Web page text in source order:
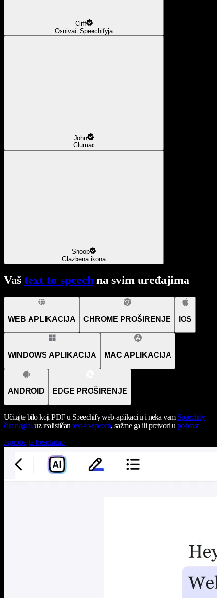
Cliff
Osnivač Speechifyja
John
Glumac
Snoop
Glazbena ikona
Vaš text-to-speech na svim uređajima
WEB APLIKACIJA CHROME PROŠIRENJE iOS
WINDOWS APLIKACIJA MAC APLIKACIJA
ANDROID EDGE PROŠIRENJE
Učitajte bilo koji PDF u Speechify web-aplikaciju i neka vam Speechify
čita naglasuz realističan text-to-speech, sažme ga ili pretvori u podcast
Isprobajte besplatno